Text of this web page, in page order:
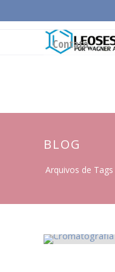
Contato
BLOG
Arquivos de